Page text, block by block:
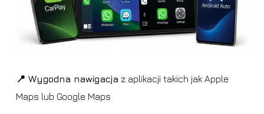
📍 Wygodna nawigacja z aplikacji takich jak Apple
Maps lub Google Maps